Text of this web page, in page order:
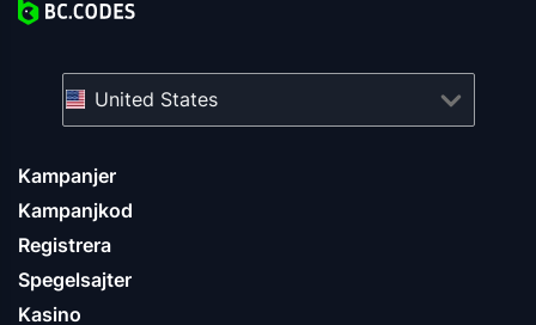
Kampanjer
Kampanjkod
Registrera
Spegelsajter
Kasino
United States